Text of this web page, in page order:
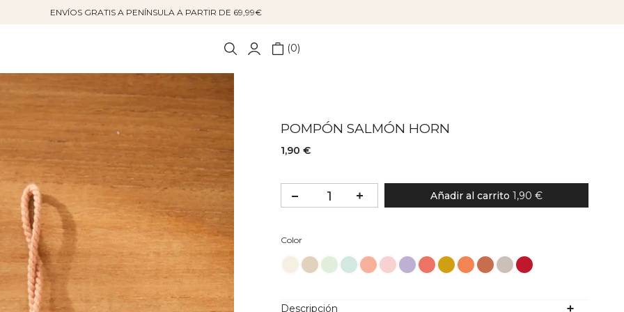
ENVÍOS GRATIS A PENÍNSULA A PARTIR DE 69,99€
0
POMPÓN SALMÓN HORN
1,90 €
ColorColor
Añadir al carrito 1,90 €
Descripción